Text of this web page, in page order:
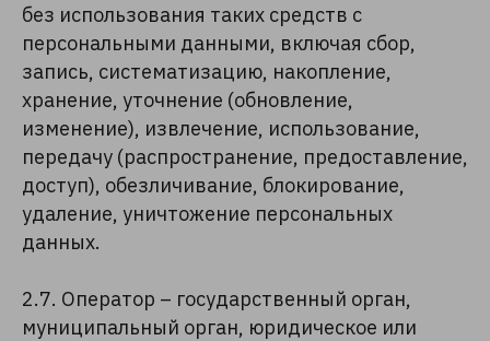
без использования таких средств с
персональными данными, включая сбор,
запись, систематизацию, накопление,
хранение, уточнение (обновление,
изменение), извлечение, использование,
передачу (распространение, предоставление,
доступ), обезличивание, блокирование,
удаление, уничтожение персональных
данных.
2.7. Оператор – государственный орган,
муниципальный орган, юридическое или